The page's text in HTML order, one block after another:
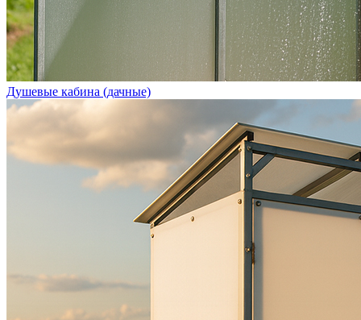
Душевые кабина (дачные)